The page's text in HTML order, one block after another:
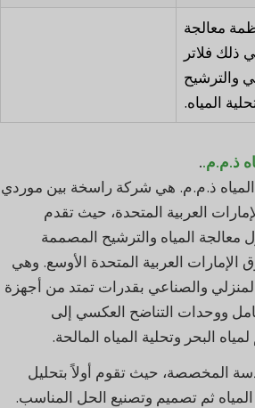
معالجة
ذلك فلاتر
والترشيح
المياه.
ذ.م.م..
المياه ذ.م.م. هي شركة راسخة بين موردي
العربية المتحدة، حيث تقدم
المياه والترشيح المصممة
العربية المتحدة الأوسع. وهي
والصناعي بقدرات تمتد من أجهزة
ووحدات التناضح العكسي إلى
البحر وتحلية المياه المالحة.
المخصصة، حيث تقوم أولاً بتحليل
ثم تصميم وتصنيع الحل المناسب.